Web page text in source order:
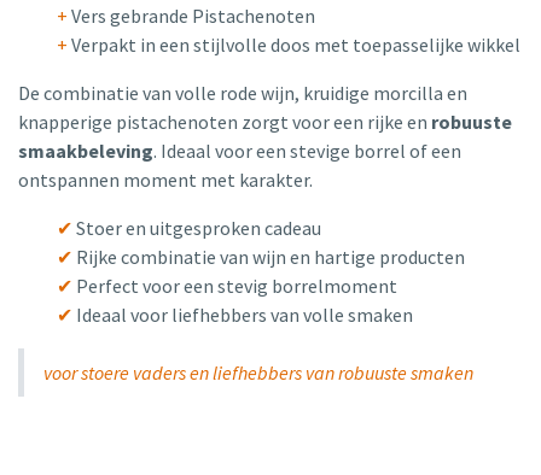
+ Vers gebrande Pistachenoten
+ Verpakt in een stijlvolle doos met toepasselijke wikkel
De combinatie van volle rode wijn, kruidige morcilla en
knapperige pistachenoten zorgt voor een rijke en robuuste
smaakbeleving. Ideaal voor een stevige borrel of een
ontspannen moment met karakter.
✔ Stoer en uitgesproken cadeau
✔ Rijke combinatie van wijn en hartige producten
✔ Perfect voor een stevig borrelmoment
✔ Ideaal voor liefhebbers van volle smaken
voor stoere vaders en liefhebbers van robuuste smaken